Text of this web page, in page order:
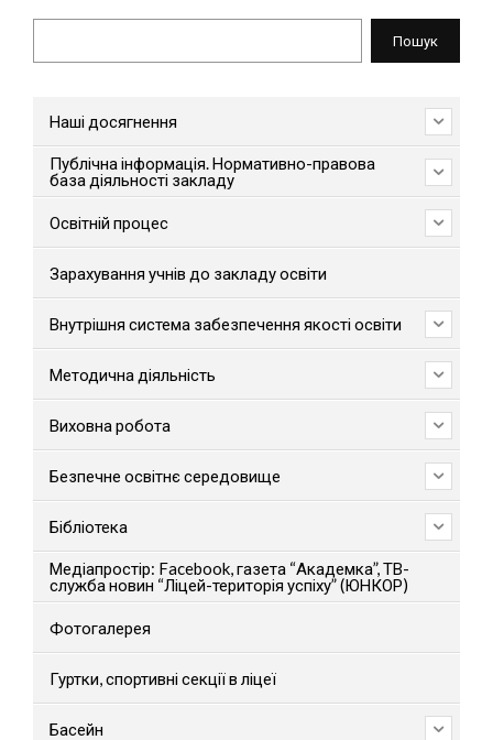
Пошук
Наші досягнення
Публічна інформація. Нормативно-правова
база діяльності закладу
Освітній процес
Зарахування учнів до закладу освіти
Внутрішня система забезпечення якості освіти
Методична діяльність
Виховна робота
Безпечне освітнє середовище
Бібліотека
Медіапростір: Facebook, газета “Академка”, ТВ-
служба новин “Ліцей-територія успіху” (ЮНКОР)
Фотогалерея
Гуртки, спортивні секції в ліцеї
Басейн